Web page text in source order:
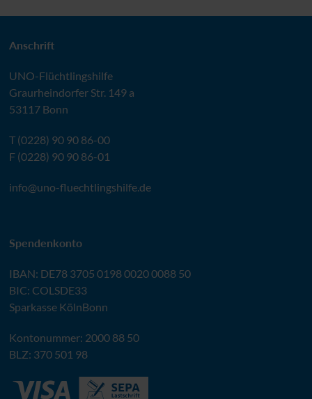
Anschrift
UNO-Flüchtlingshilfe
Graurheindorfer Str. 149 a
53117 Bonn
T (0228) 90 90 86-00
F (0228) 90 90 86-01
info@uno-fluechtlingshilfe.de
Spendenkonto
IBAN: DE78 3705 0198 0020 0088 50
BIC: COLSDE33
Sparkasse KölnBonn
Kontonummer: 2000 88 50
BLZ: 370 501 98